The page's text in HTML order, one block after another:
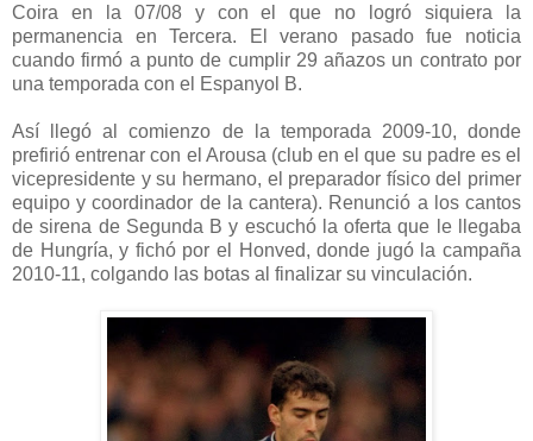
Coira en la 07/08 y con el que no logró siquiera la
permanencia en Tercera. El verano pasado fue noticia
cuando firmó a punto de cumplir 29 añazos un contrato por
una temporada con el Espanyol B.
Así llegó al comienzo de la temporada 2009-10, donde
prefirió entrenar con el Arousa (club en el que su padre es el
vicepresidente y su hermano, el preparador físico del primer
equipo y coordinador de la cantera). Renunció a los cantos
de sirena de Segunda B y escuchó la oferta que le llegaba
de Hungría, y fichó por el Honved, donde jugó la campaña
2010-11, colgando las botas al finalizar su vinculación.